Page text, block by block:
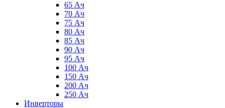
65 Ач
70 Ач
75 Ач
80 Ач
85 Ач
90 Ач
95 Ач
100 Ач
150 Ач
200 Ач
250 Ач
Инверторы